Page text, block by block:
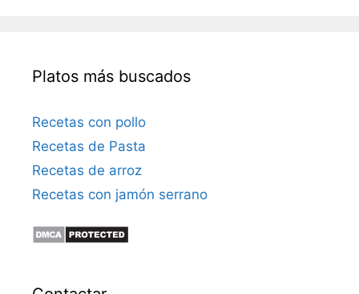
Platos más buscados
Recetas con pollo
Recetas de Pasta
Recetas de arroz
Recetas con jamón serrano